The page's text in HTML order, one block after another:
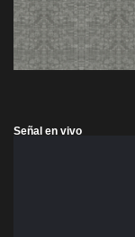
Señal en vivo